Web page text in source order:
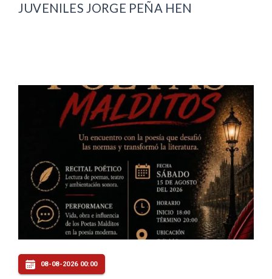
JUVENILES JORGE PEÑA HEN
08-08-2026 00:00